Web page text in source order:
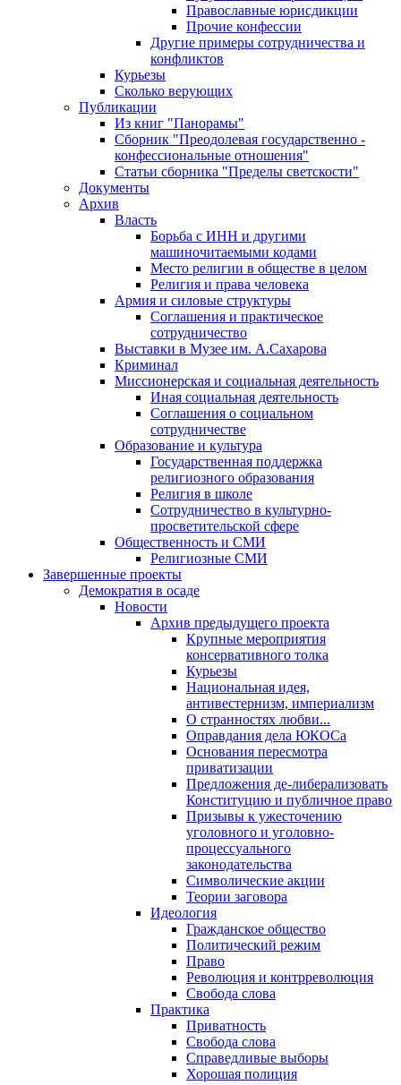
Православные юрисдикции
Прочие конфессии
Другие примеры сотрудничества и
конфликтов
Курьезы
Сколько верующих
Публикации
Из книг "Панорамы"
Сборник "Преодолевая государственно -
конфессиональные отношения"
Статьи сборника "Пределы светскости"
Документы
Архив
Власть
Борьба с ИНН и другими
машиночитаемыми кодами
Место религии в обществе в целом
Религия и права человека
Армия и силовые структуры
Соглашения и практическое
сотрудничество
Выставки в Музее им. А.Сахарова
Криминал
Миссионерская и социальная деятельность
Иная социальная деятельность
Соглашения о социальном
сотрудничестве
Образование и культура
Государственная поддержка
религиозного образования
Религия в школе
Сотрудничество в культурно-
просветительской сфере
Общественность и СМИ
Религиозные СМИ
Завершенные проекты
Демократия в осаде
Новости
Архив предыдущего проекта
Крупные мероприятия
консервативного толка
Курьезы
Национальная идея,
антивестернизм, империализм
О странностях любви...
Оправдания дела ЮКОСа
Основания пересмотра
приватизации
Предложения де-либерализовать
Конституцию и публичное право
Призывы к ужесточению
уголовного и уголовно-
процессуального
законодательства
Символические акции
Теории заговора
Идеология
Гражданское общество
Политический режим
Право
Революция и контрреволюция
Свобода слова
Практика
Приватность
Свобода слова
Справедливые выборы
Хорошая полиция